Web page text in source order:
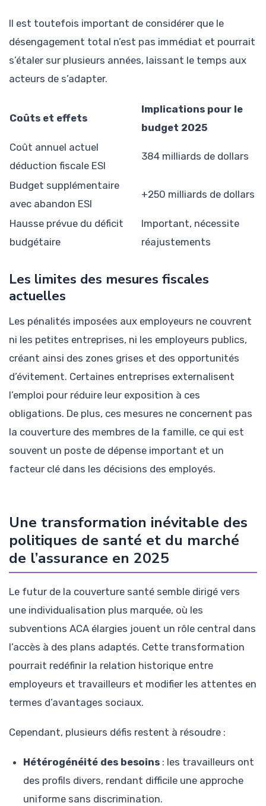
Il est toutefois important de considérer que le
désengagement total n’est pas immédiat et pourrait
s’étaler sur plusieurs années, laissant le temps aux
acteurs de s’adapter.
Coûts et effets
Implications pour le
budget 2025
Coût annuel actuel
déduction fiscale ESI
384 milliards de dollars
Budget supplémentaire
avec abandon ESI
+250 milliards de dollars
Hausse prévue du déficit
budgétaire
Important, nécessite
réajustements
Les limites des mesures fiscales
actuelles
Les pénalités imposées aux employeurs ne couvrent
ni les petites entreprises, ni les employeurs publics,
créant ainsi des zones grises et des opportunités
d’évitement. Certaines entreprises externalisent
l’emploi pour réduire leur exposition à ces
obligations. De plus, ces mesures ne concernent pas
la couverture des membres de la famille, ce qui est
souvent un poste de dépense important et un
facteur clé dans les décisions des employés.
Une transformation inévitable des
politiques de santé et du marché
de l’assurance en 2025
Le futur de la couverture santé semble dirigé vers
une individualisation plus marquée, où les
subventions ACA élargies jouent un rôle central dans
l’accès à des plans adaptés. Cette transformation
pourrait redéfinir la relation historique entre
employeurs et travailleurs et modifier les attentes en
termes d’avantages sociaux.
Cependant, plusieurs défis restent à résoudre :
Hétérogénéité des besoins : les travailleurs ont
des profils divers, rendant difficile une approche
uniforme sans discrimination.